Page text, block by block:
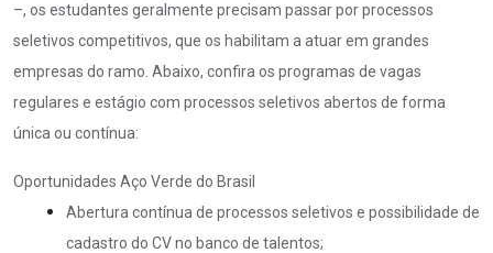
–, os estudantes geralmente precisam passar por processos
seletivos competitivos, que os habilitam a atuar em grandes
empresas do ramo. Abaixo, confira os programas de vagas
regulares e estágio com processos seletivos abertos de forma
única ou contínua:
Oportunidades Aço Verde do Brasil
Abertura contínua de processos seletivos e possibilidade de
cadastro do CV no banco de talentos;